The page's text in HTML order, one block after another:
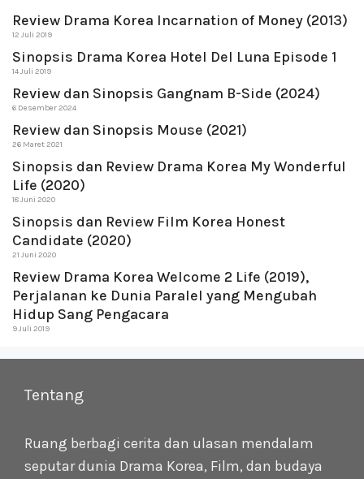
Review Drama Korea Incarnation of Money (2013)
12 Juli 2019
Sinopsis Drama Korea Hotel Del Luna Episode 1
14 Juli 2019
Review dan Sinopsis Gangnam B-Side (2024)
6 Desember 2024
Review dan Sinopsis Mouse (2021)
26 Maret 2021
Sinopsis dan Review Drama Korea My Wonderful
Life (2020)
18 Juni 2020
Sinopsis dan Review Film Korea Honest
Candidate (2020)
21 Juni 2020
Review Drama Korea Welcome 2 Life (2019),
Perjalanan ke Dunia Paralel yang Mengubah
Hidup Sang Pengacara
9 Juli 2019
Tentang
Ruang berbagi cerita dan ulasan mendalam
seputar dunia Drama Korea, Film, dan budaya